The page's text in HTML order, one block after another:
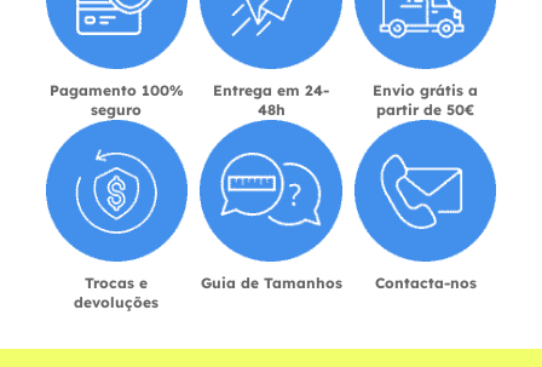
Pagamento 100%
seguro
Entrega em 24-
48h
Envio grátis a
partir de 50€
Trocas e
devoluções
Guia de Tamanhos Contacta-nos